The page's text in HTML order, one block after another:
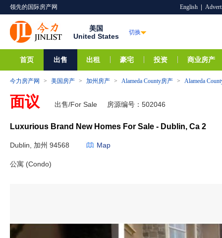
领先的国际房产网 English
美国
United States
切换
首页 出售 出租 豪宅 投资 商业房产
今力房产网 > 美国房产 > 加州房产 > Alameda County房产 > Alameda
面议 出售/For Sale 房源编号：502046
Luxurious Brand New Homes For Sale - Dublin, Ca 2
Dublin, 加州 94568 Map
公寓 (Condo)